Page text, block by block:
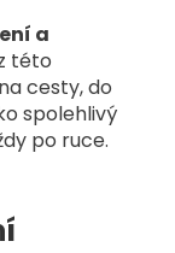
a
této
cesty, do
spolehlivý
po ruce.